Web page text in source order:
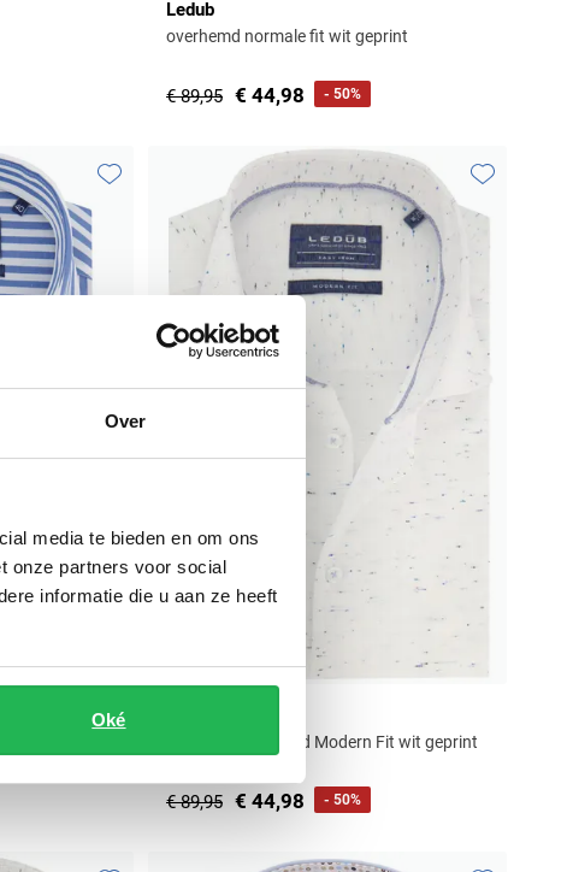
Over
media te bieden en om ons
onze partners voor social
informatie die u aan ze heeft
Oké
Ledub
overhemd normale fit wit geprint
€ 89,95 € 44,98 - 50%
katoen
Toevoegen aan favorieten
business overhemd Modern Fit wit geprint
€ 89,95 € 44,98 - 50%